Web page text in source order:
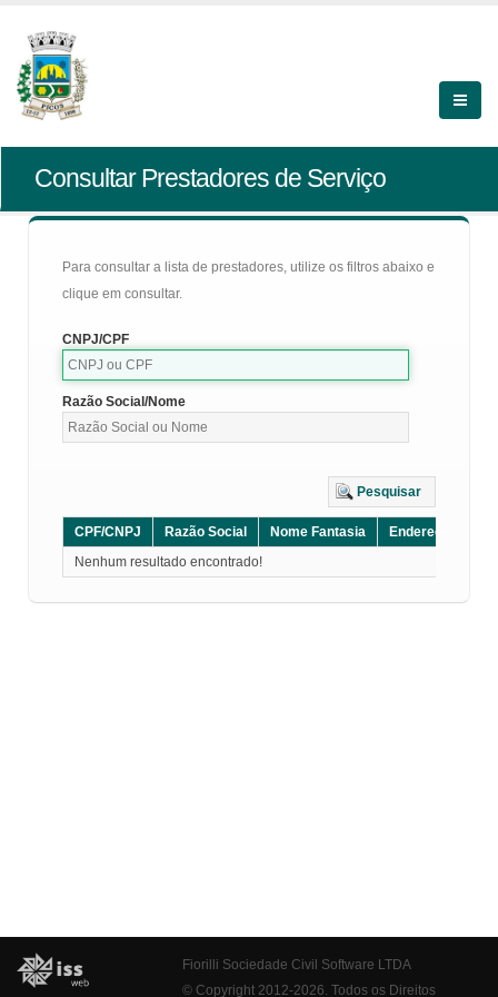
Consultar Prestadores de Serviço
Para consultar a lista de prestadores, utilize os filtros abaixo e
clique em consultar.
CNPJ/CPF
Razão Social/Nome
Pesquisar
CPF/CNPJ Razão Social Nome Fantasia Endereço
Nenhum resultado encontrado!
Fiorilli Sociedade Civil Software LTDA
© Copyright 2012-2026. Todos os Direitos